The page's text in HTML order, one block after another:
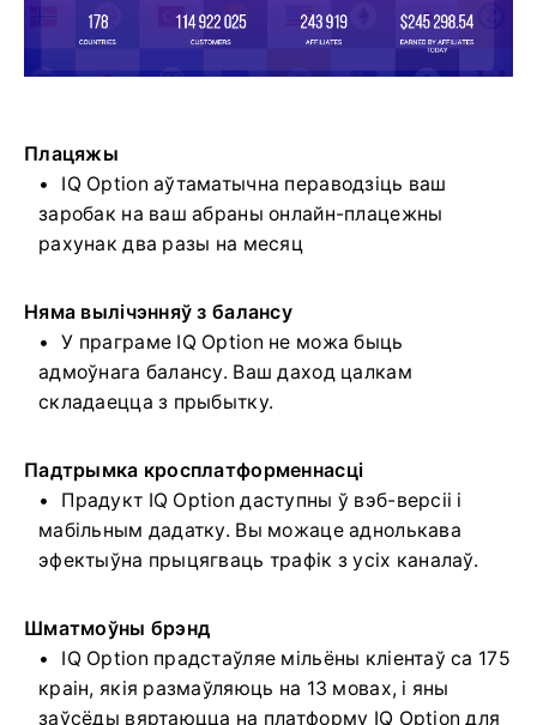
Плацяжы
IQ Option аўтаматычна пераводзіць ваш
заробак на ваш абраны онлайн-плацежны
рахунак два разы на месяц
Няма вылічэнняў з балансу
У праграме IQ Option не можа быць
адмоўнага балансу. Ваш даход цалкам
складаецца з прыбытку.
Падтрымка кросплатформеннасці
Прадукт IQ Option даступны ў вэб-версіі і
мабільным дадатку. Вы можаце аднолькава
эфектыўна прыцягваць трафік з усіх каналаў.
Шматмоўны брэнд
IQ Option прадстаўляе мільёны кліентаў са 175
краін, якія размаўляюць на 13 мовах, і яны
заўсёды вяртаюцца на платформу IQ Option для